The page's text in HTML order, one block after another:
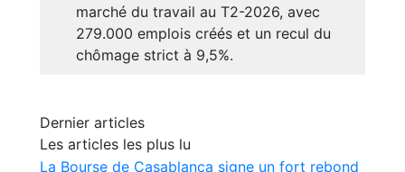
marché du travail au T2-2026, avec
279.000 emplois créés et un recul du
chômage strict à 9,5%.
Dernier articles
Les articles les plus lu
La Bourse de Casablanca signe un fort rebond